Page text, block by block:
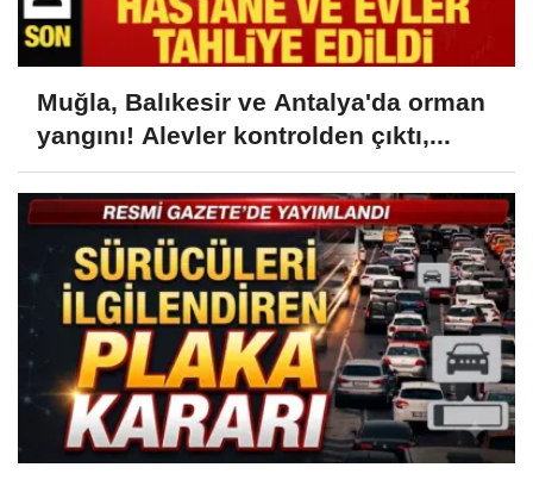
Muğla, Balıkesir ve Antalya'da orman
yangını! Alevler kontrolden çıktı,...